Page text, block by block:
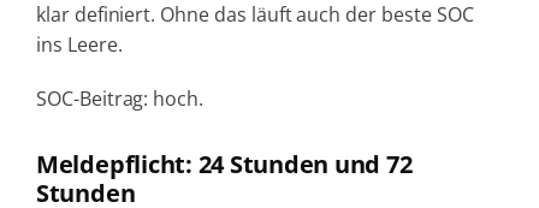
klar definiert. Ohne das läuft auch der beste SOC
ins Leere.
SOC-Beitrag: hoch.
Meldepflicht: 24 Stunden und 72
Stunden